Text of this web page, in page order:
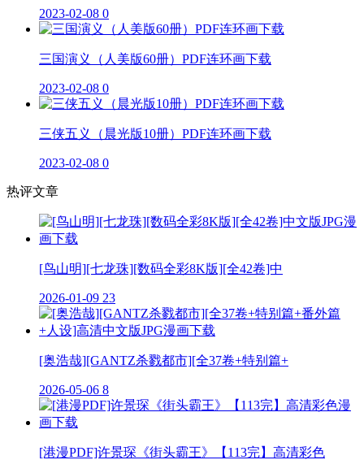
2023-02-08 0
三国演义（人美版60册）PDF连环画下载
2023-02-08 0
三侠五义（晨光版10册）PDF连环画下载
2023-02-08 0
热评文章
[鸟山明][七龙珠][数码全彩8K版][全42卷]中
2026-01-09 23
[奥浩哉][GANTZ杀戮都市][全37卷+特别篇+
2026-05-06 8
[港漫PDF]许景琛《街头霸王》【113完】高清彩色